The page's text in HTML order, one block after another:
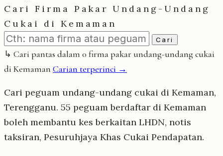
Cari Firma Pakar Undang-Undang
Cukai di Kemaman
Cari
↳ Cari pantas dalam 0 firma pakar undang-undang cukai
di Kemaman Carian terperinci →
Cari peguam undang-undang cukai di Kemaman,
Terengganu. 55 peguam berdaftar di Kemaman
boleh membantu kes berkaitan LHDN, notis
taksiran, Pesuruhjaya Khas Cukai Pendapatan.